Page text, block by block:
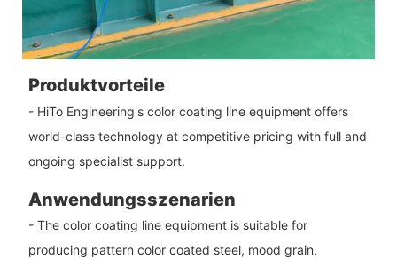
Produktvorteile
- HiTo Engineering's color coating line equipment offers
world-class technology at competitive pricing with full and
ongoing specialist support.
Anwendungsszenarien
- The color coating line equipment is suitable for
producing pattern color coated steel, mood grain,